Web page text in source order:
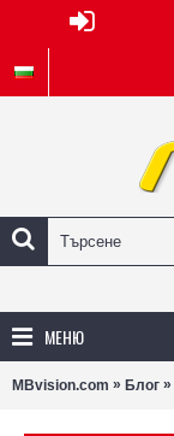
МЕНЮ
MBvision.com » Блог »